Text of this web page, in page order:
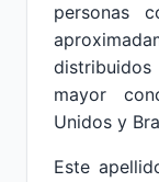
personas
mayor
Unidos y
Este